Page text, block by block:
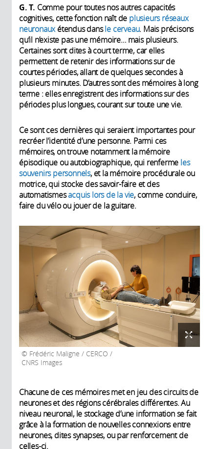
G. T. Comme pour toutes nos autres capacités
cognitives, cette fonction naît de plusieurs réseaux
neuronauxétendus dansle cerveau. Mais précisons
qu’il n’existe pas une mémoire… mais plusieurs.
Certaines sont dites à court terme, car elles
permettent de retenir des informations sur de
courtes périodes, allant de quelques secondes à
plusieurs minutes. D’autres sont des mémoires à long
terme : elles enregistrent des informations sur des
périodes plus longues, courant sur toute une vie.
Ce sont ces dernières qui seraient importantes pour
recréer l’identité d’une personne. Parmi ces
mémoires, on trouve notamment la mémoire
épisodique ou autobiographique, qui renferme les
souvenirs personnels, et la mémoire procédurale ou
motrice, qui stocke des savoir-faire et des
automatismesacquis lors de la vie, comme conduire,
faire du vélo ou jouer de la guitare.
Frédéric Maligne / CERCO /
CNRS Images
Chacune de ces mémoires met en jeu des circuits de
neurones et des régions cérébrales différentes. Au
niveau neuronal, le stockage d’une information se fait
grâce à la formation de nouvelles connexions entre
neurones, dites synapses, ou par renforcement de
celles-ci.